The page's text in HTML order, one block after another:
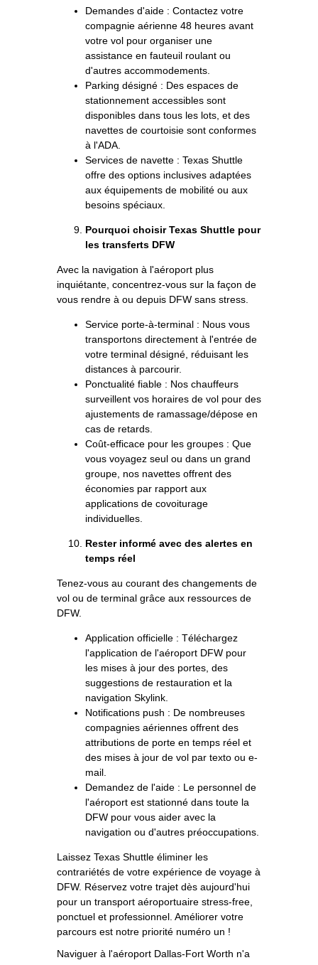
Demandes d'aide : Contactez votre
compagnie aérienne 48 heures avant
votre vol pour organiser une
assistance en fauteuil roulant ou
d'autres accommodements.
Parking désigné : Des espaces de
stationnement accessibles sont
disponibles dans tous les lots, et des
navettes de courtoisie sont conformes
à l'ADA.
Services de navette : Texas Shuttle
offre des options inclusives adaptées
aux équipements de mobilité ou aux
besoins spéciaux.
Pourquoi choisir Texas Shuttle pour
les transferts DFW
Avec la navigation à l'aéroport plus
inquiétante, concentrez-vous sur la façon de
vous rendre à ou depuis DFW sans stress.
Service porte-à-terminal : Nous vous
transportons directement à l'entrée de
votre terminal désigné, réduisant les
distances à parcourir.
Ponctualité fiable : Nos chauffeurs
surveillent vos horaires de vol pour des
ajustements de ramassage/dépose en
cas de retards.
Coût-efficace pour les groupes : Que
vous voyagez seul ou dans un grand
groupe, nos navettes offrent des
économies par rapport aux
applications de covoiturage
individuelles.
Rester informé avec des alertes en
temps réel
Tenez-vous au courant des changements de
vol ou de terminal grâce aux ressources de
DFW.
Application officielle : Téléchargez
l'application de l'aéroport DFW pour
les mises à jour des portes, des
suggestions de restauration et la
navigation Skylink.
Notifications push : De nombreuses
compagnies aériennes offrent des
attributions de porte en temps réel et
des mises à jour de vol par texto ou e-
mail.
Demandez de l'aide : Le personnel de
l'aéroport est stationné dans toute la
DFW pour vous aider avec la
navigation ou d'autres préoccupations.
Laissez Texas Shuttle éliminer les
contrariétés de votre expérience de voyage à
DFW. Réservez votre trajet dès aujourd'hui
pour un transport aéroportuaire stress-free,
ponctuel et professionnel. Améliorer votre
parcours est notre priorité numéro un !
Naviguer à l'aéroport Dallas-Fort Worth n'a